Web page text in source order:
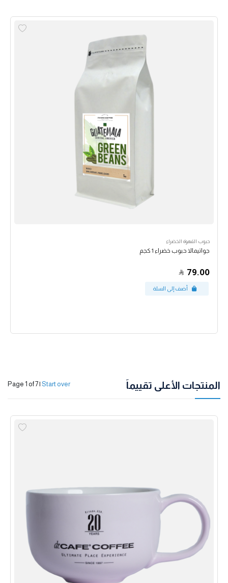
حبوب القهوة الخضراء
جواتيمالا حبوب خضراء 1 كجم
79.00
المنتجات الأعلى تقييماً Page 1 of 7| Start over